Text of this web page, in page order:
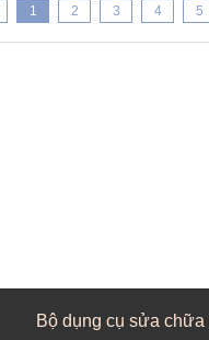
1 2 3 4 5
Bộ dụng cụ sửa chữa